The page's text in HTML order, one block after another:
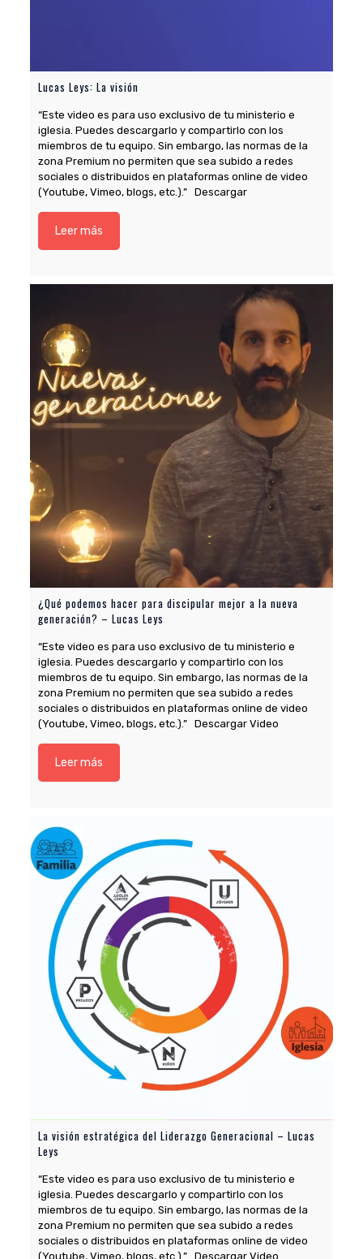
Lucas Leys: La visión
“Este video es para uso exclusivo de tu ministerio e
iglesia. Puedes descargarlo y compartirlo con los
miembros de tu equipo. Sin embargo, las normas de la
zona Premium no permiten que sea subido a redes
sociales o distribuidos en plataformas online de video
(Youtube, Vimeo, blogs, etc.).” Descargar
Leer más
¿Qué podemos hacer para discipular mejor a la nueva
generación? – Lucas Leys
“Este video es para uso exclusivo de tu ministerio e
iglesia. Puedes descargarlo y compartirlo con los
miembros de tu equipo. Sin embargo, las normas de la
zona Premium no permiten que sea subido a redes
sociales o distribuidos en plataformas online de video
(Youtube, Vimeo, blogs, etc.).” Descargar Video
Leer más
La visión estratégica del Liderazgo Generacional – Lucas
Leys
“Este video es para uso exclusivo de tu ministerio e
iglesia. Puedes descargarlo y compartirlo con los
miembros de tu equipo. Sin embargo, las normas de la
zona Premium no permiten que sea subido a redes
sociales o distribuidos en plataformas online de video
(Youtube, Vimeo, blogs, etc.).” Descargar Video